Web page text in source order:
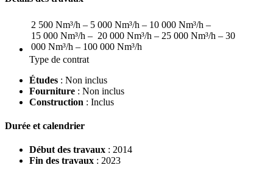
2 500 Nm³/h – 5 000 Nm³/h – 10 000 Nm³/h –
15 000 Nm³/h – 20 000 Nm³/h – 25 000 Nm³/h – 30
000 Nm³/h – 100 000 Nm³/h
Type de contrat
Études : Non inclus
Fourniture : Non inclus
Construction : Inclus
Durée et calendrier
Début des travaux : 2014
Fin des travaux : 2023